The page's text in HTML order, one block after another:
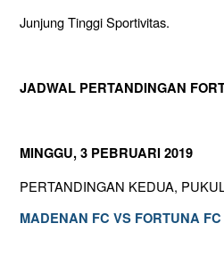
Junjung Tinggi Sportivitas.
JADWAL PERTANDINGAN
MINGGU, 3 PEBRUARI 2019
PERTANDINGAN KEDUA,
MADENAN FC VS FORTUNA FC